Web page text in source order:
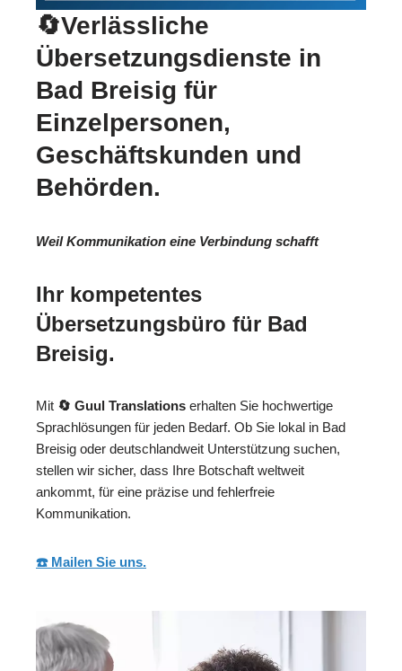
🔄Verlässliche
Übersetzungsdienste in
Bad Breisig für
Einzelpersonen,
Geschäftskunden und
Behörden.
Weil Kommunikation eine Verbindung schafft
Ihr kompetentes
Übersetzungsbüro für Bad
Breisig.
Mit 🔄 Guul Translations erhalten Sie hochwertige
Sprachlösungen für jeden Bedarf. Ob Sie lokal in Bad
Breisig oder deutschlandweit Unterstützung suchen,
stellen wir sicher, dass Ihre Botschaft weltweit
ankommt, für eine präzise und fehlerfreie
Kommunikation.
☎️ Mailen Sie uns.